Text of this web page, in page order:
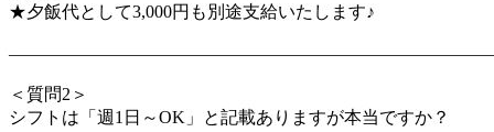
★夕飯代として3,000円も別途支給いたします♪
＜質問2＞
シフトは「週1日～OK」と記載ありますが本当ですか？